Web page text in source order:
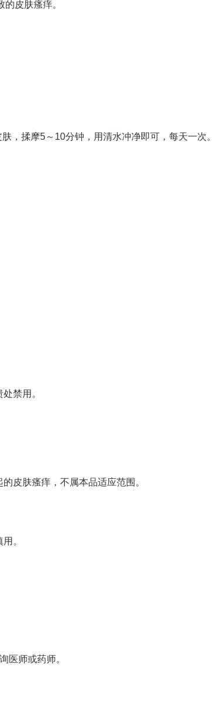
皮肤瘙痒。
，揉摩5～10分钟，用清水冲净即可，每天一次。
禁用。
皮肤瘙痒，不属本品适应范围。
。
医师或药师。